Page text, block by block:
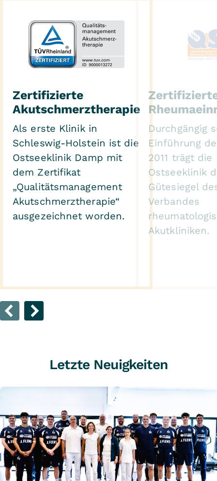
Zertifizierte
Akutschmerztherapie
Als erste Klinik in
Schleswig-Holstein ist die
Ostseeklinik Damp mit
dem Zertifikat
„Qualitätsmanagement
Akutschmerztherapie“
ausgezeichnet worden.
Durchgängig
Einführung
2011 trägt die
Ostseeklinik
Gütesiegel
Verbandes
Akutkliniken.
Letzte Neuigkeiten